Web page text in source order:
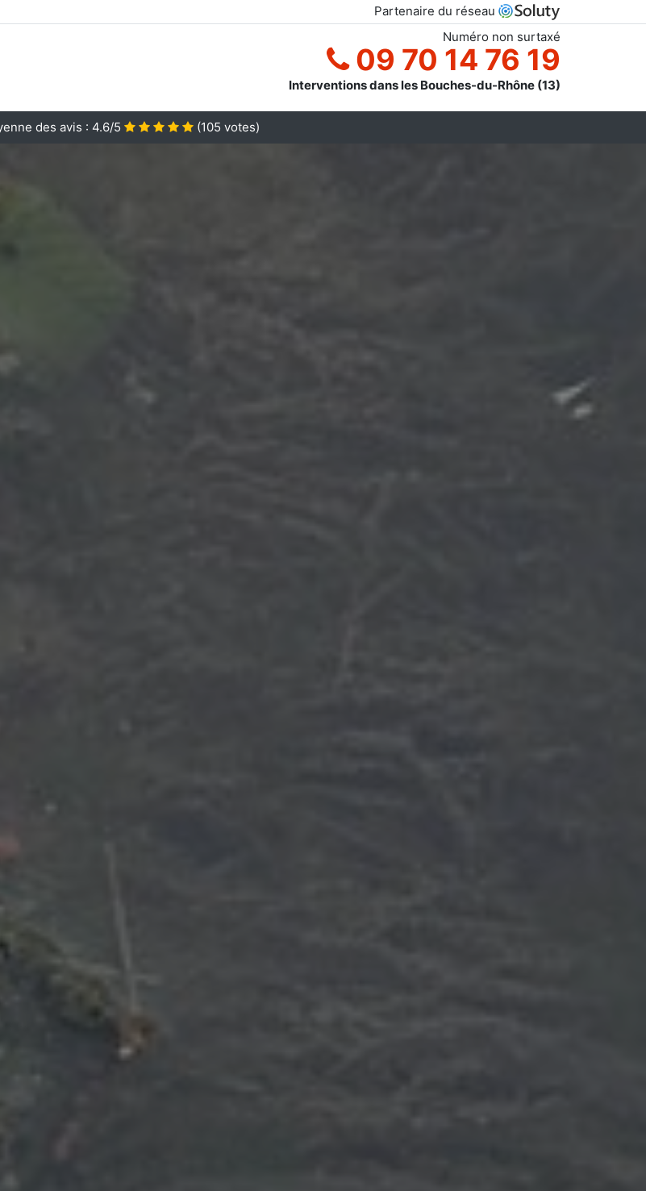
Partenaire du réseau
Numéro non surtaxé
09 70 14 76 19
Interventions dans les Bouches-du-Rhône (13)
des avis : 4.6/5 (105 votes)